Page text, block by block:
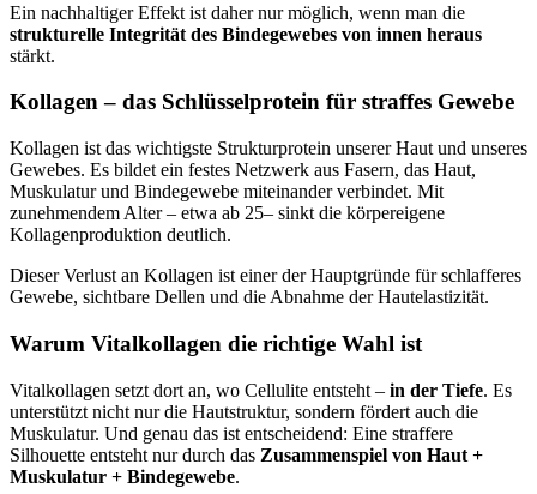
Ein nachhaltiger Effekt ist daher nur möglich, wenn man die
strukturelle Integrität des Bindegewebes von innen heraus
stärkt.
Kollagen – das Schlüsselprotein für straffes Gewebe
Kollagen ist das wichtigste Strukturprotein unserer Haut und unseres
Gewebes. Es bildet ein festes Netzwerk aus Fasern, das Haut,
Muskulatur und Bindegewebe miteinander verbindet. Mit
zunehmendem Alter – etwa ab 25– sinkt die körpereigene
Kollagenproduktion deutlich.
Dieser Verlust an Kollagen ist einer der Hauptgründe für schlafferes
Gewebe, sichtbare Dellen und die Abnahme der Hautelastizität.
Warum Vitalkollagen die richtige Wahl ist
Vitalkollagen setzt dort an, wo Cellulite entsteht – in der Tiefe. Es
unterstützt nicht nur die Hautstruktur, sondern fördert auch die
Muskulatur. Und genau das ist entscheidend: Eine straffere
Silhouette entsteht nur durch das Zusammenspiel von Haut +
Muskulatur + Bindegewebe.